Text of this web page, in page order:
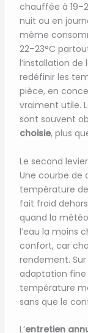
chauffée à
nuit ou en
même
22–23°C
l’installation
redéfinir les
pièce, en
vraiment utile.
sont souvent
choisie, plus
Le second
Une courbe de
température
fait froid
quand la
l’eau la moins
confort, car
rendement. Sur
adaptation fine
température
sans que le
L’entretien